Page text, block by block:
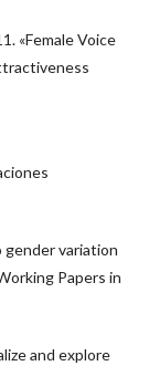
«Female Voice
gender variation
Papers in
and explore